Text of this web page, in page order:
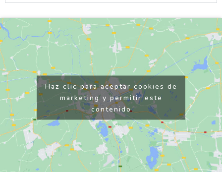
Haz clic para aceptar cookies de
marketing y permitir este
contenido